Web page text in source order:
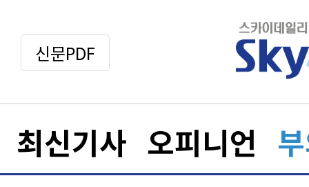
신문PDF
최신기사 오피니언